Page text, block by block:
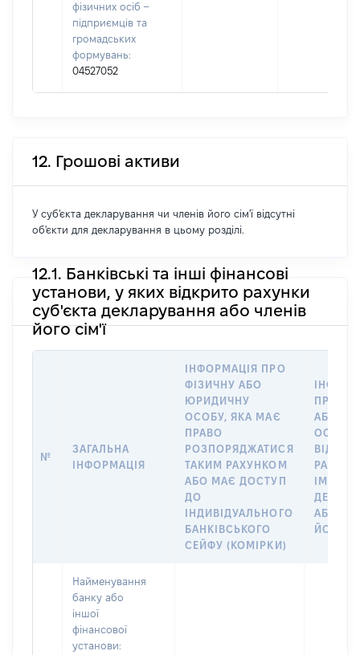
фізичних осіб –
підприємців та
громадських
формувань:
04527052
12. Грошові активи
У суб'єкта декларування чи членів його сім'ї відсутні
об'єкти для декларування в цьому розділі.
12.1. Банківські та інші фінансові
установи, у яких відкрито рахунки
суб'єкта декларування або членів
його сім'ї
№
ЗАГАЛЬНА
ІНФОРМАЦІЯ
ІНФОРМАЦІЯ ПРО
ФІЗИЧНУ АБО
ЮРИДИЧНУ
ОСОБУ, ЯКА МАЄ
ПРАВО
РОЗПОРЯДЖАТИСЯ
ТАКИМ РАХУНКОМ
АБО МАЄ ДОСТУП
ДО
ІНДИВІДУАЛЬНОГО
БАНКІВСЬКОГО
СЕЙФУ (КОМІРКИ)
ПРО
АБО
ОСОБУ,
ІМ’Я
АБО
ЙОГО
Найменування
банку або
іншої
фінансової
установи: